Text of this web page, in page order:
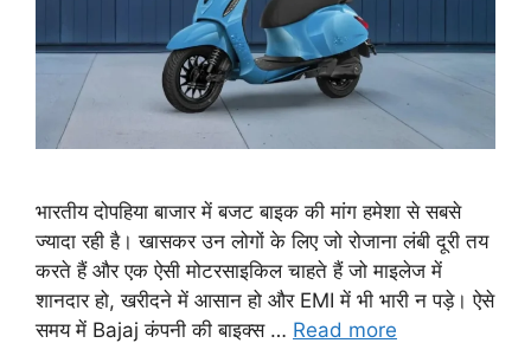
भारतीय दोपहिया बाजार में बजट बाइक की मांग हमेशा से सबसे
ज्यादा रही है। खासकर उन लोगों के लिए जो रोजाना लंबी दूरी तय
करते हैं और एक ऐसी मोटरसाइकिल चाहते हैं जो माइलेज में
शानदार हो, खरीदने में आसान हो और EMI में भी भारी न पड़े। ऐसे
समय में Bajaj कंपनी की बाइक्स … Read more